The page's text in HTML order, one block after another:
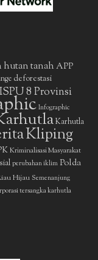
hutan tanah APP
deforestasi
8 Provinsi
Infographic
Karhutla
Kliping
Kriminalisasi Masyarakat
perubahan iklim Polda
HijauSemenanjung
tersangka karhutla